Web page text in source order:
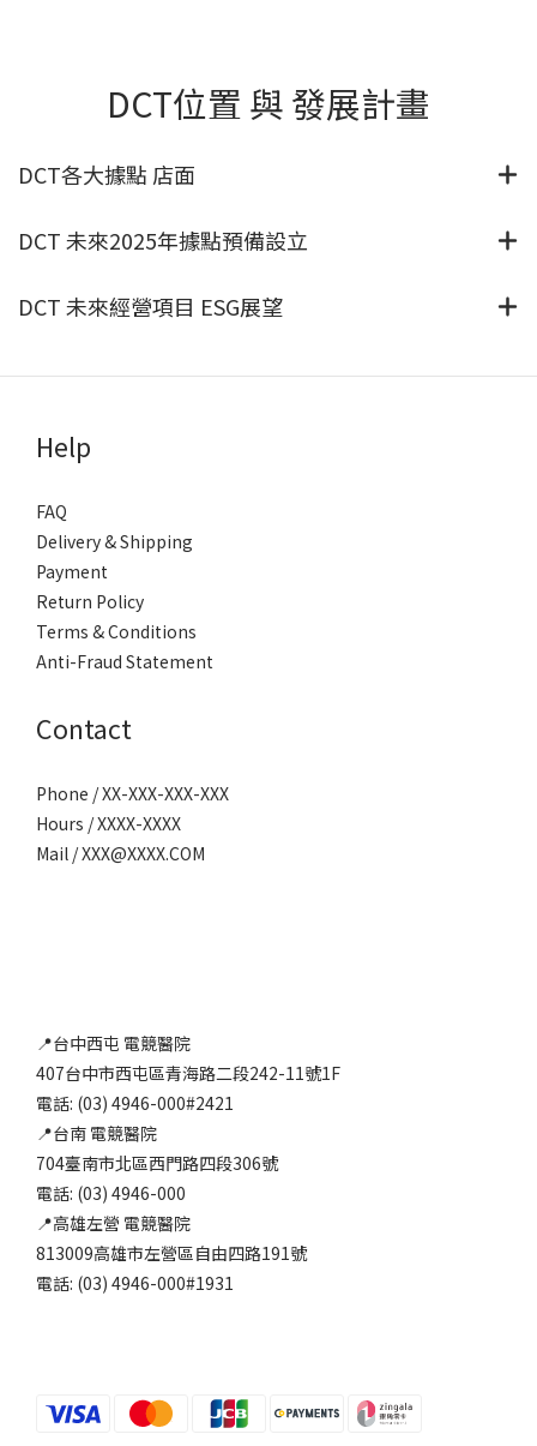
DCT位置 與 發展計畫
DCT各大據點 店面
DCT 未來2025年據點預備設立
DCT 未來經營項目 ESG展望
Help
FAQ
Delivery & Shipping
Payment
Return Policy
Terms & Conditions
Anti-Fraud Statement
Contact
Phone / XX-XXX-XXX-XXX
Hours / XXXX-XXXX
Mail / XXX@XXXX.COM
📍台中西屯 電競醫院
407台中市西屯區青海路二段242-11號1F
電話: (03) 4946-000#2421
📍台南 電競醫院
704臺南市北區西門路四段306號
電話: (03) 4946-000
📍高雄左營 電競醫院
813009高雄市左營區自由四路191號
電話: (03) 4946-000#1931